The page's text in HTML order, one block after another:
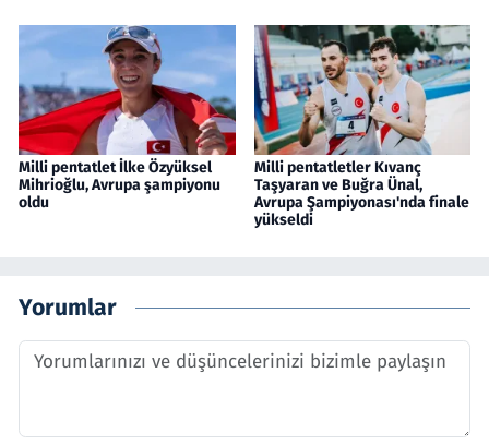
Milli pentatlet İlke Özyüksel
Mihrioğlu, Avrupa şampiyonu
oldu
Milli pentatletler Kıvanç
Taşyaran ve Buğra Ünal,
Avrupa Şampiyonası'nda finale
yükseldi
Yorumlar